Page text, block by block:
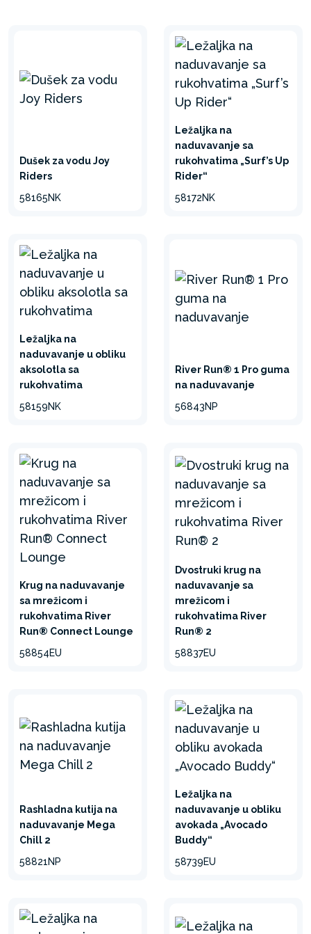
Dušek za vodu Joy
Riders
58165NK
Ležaljka na
naduvavanje sa
rukohvatima „Surf’s Up
Rider“
58172NK
Ležaljka na
naduvavanje u obliku
aksolotla sa
rukohvatima
58159NK
River Run® 1 Pro guma
na naduvavanje
56843NP
Krug na naduvavanje
sa mrežicom i
rukohvatima River
Run® Connect Lounge
58854EU
Dvostruki krug na
naduvavanje sa
mrežicom i
rukohvatima River
Run® 2
58837EU
Rashladna kutija na
naduvavanje Mega
Chill 2
58821NP
Ležaljka na
naduvavanje u obliku
avokada „Avocado
Buddy“
58739EU